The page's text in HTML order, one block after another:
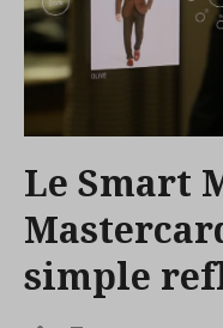
Le Smart
simple